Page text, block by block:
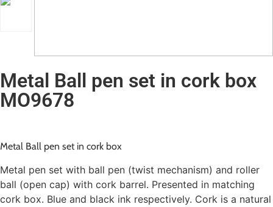
Metal Ball pen set in cork box
MO9678
Metal Ball pen set in cork box
Metal pen set with ball pen (twist mechanism) and roller
ball (open cap) with cork barrel. Presented in matching
cork box. Blue and black ink respectively. Cork is a natural